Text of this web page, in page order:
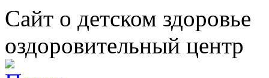
Сайт о детском здоровье
оздоровительный центр